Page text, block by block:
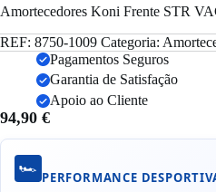
Amortecedores Koni Frente STR
REF: 8750-1009 Categoria:
Pagamentos Seguros
Garantia de Satisfação
Apoio ao Cliente
94,90 €
🏎️
PERFORMANCE